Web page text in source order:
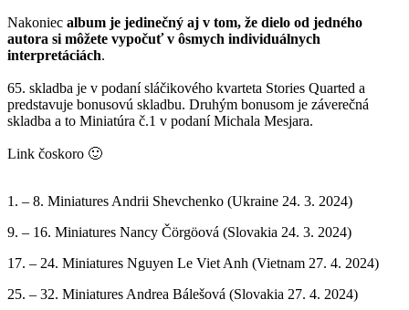
Nakoniec album je jedinečný aj v tom, že dielo od jedného
autora si môžete vypočuť v ôsmych individuálnych
interpretáciách.
65. skladba je v podaní sláčikového kvarteta Stories Quarted a
predstavuje bonusovú skladbu. Druhým bonusom je záverečná
skladba a to Miniatúra č.1 v podaní Michala Mesjara.
Link čoskoro 🙂
1. – 8. Miniatures Andrii Shevchenko (Ukraine 24. 3. 2024)
9. – 16. Miniatures Nancy Čörgöová (Slovakia 24. 3. 2024)
17. – 24. Miniatures Nguyen Le Viet Anh (Vietnam 27. 4. 2024)
25. – 32. Miniatures Andrea Bálešová (Slovakia 27. 4. 2024)